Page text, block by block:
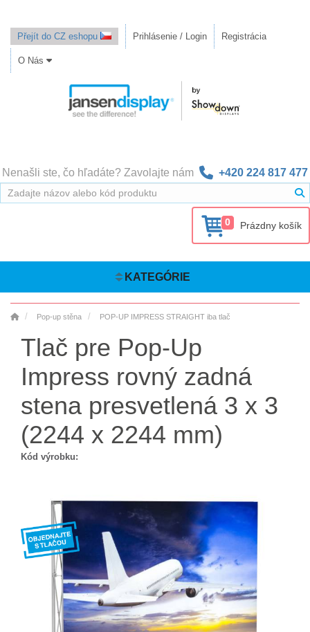
Přejít do CZ eshopu Prihlásenie / Login Registrácia
O Nás
Nenašli ste, čo hľadáte? Zavolajte nám +420 224 817 477
0 Prázdny košík
KATEGÓRIE
Pop-up stěna POP-UP IMPRESS STRAIGHT iba tlač
Tlač pre Pop-Up
Impress rovný zadná
stena presvetlená 3 x 3
(2244 x 2244 mm)
Kód výrobku: